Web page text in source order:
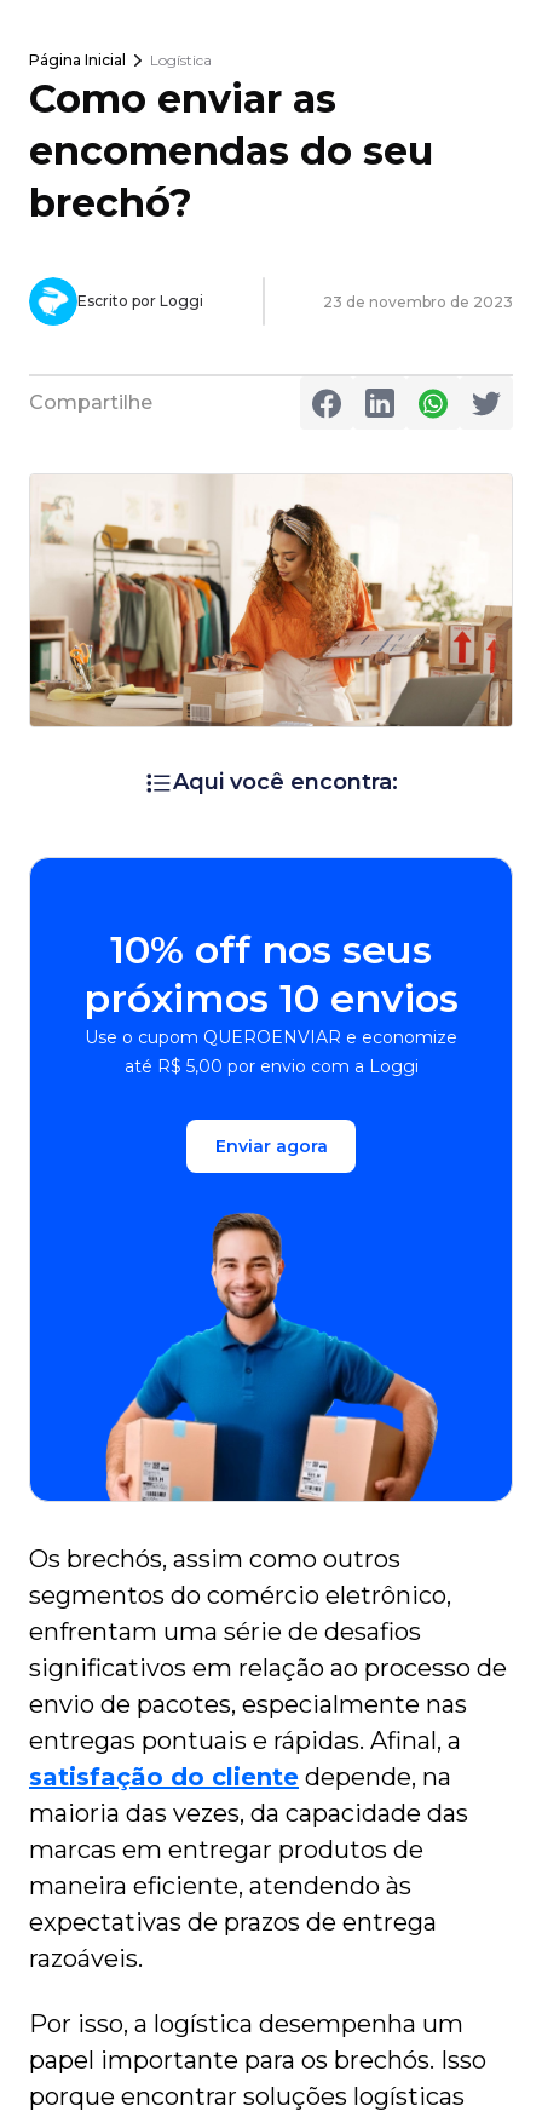
Página Inicial Logística
Como enviar as
encomendas do seu
brechó?
Escrito por Loggi 23 de novembro de 2023
Compartilhe
Aqui você encontra:
10% off nos seus
próximos 10 envios
Use o cupom QUEROENVIAR e economize
até R$ 5,00 por envio com a Loggi
Enviar agora
Os brechós, assim como outros
segmentos do comércio eletrônico,
enfrentam uma série de desafios
significativos em relação ao processo de
envio de pacotes, especialmente nas
entregas pontuais e rápidas. Afinal, a
satisfação do cliente depende, na
maioria das vezes, da capacidade das
marcas em entregar produtos de
maneira eficiente, atendendo às
expectativas de prazos de entrega
razoáveis.
Por isso, a logística desempenha um
papel importante para os brechós. Isso
porque encontrar soluções logísticas